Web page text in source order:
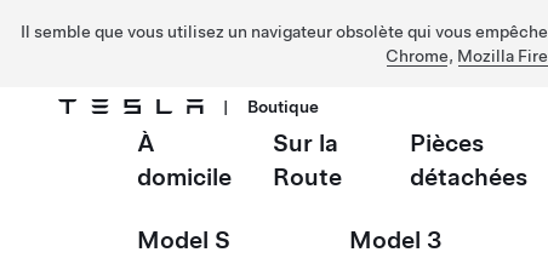
Il semble que vous utilisez un navigateur obsolète qui vous
Chrome, Mozilla
Passer au contenu principal
| Boutique
À
domicile
Sur la
Route
Pièces
détachées
Model S Model 3